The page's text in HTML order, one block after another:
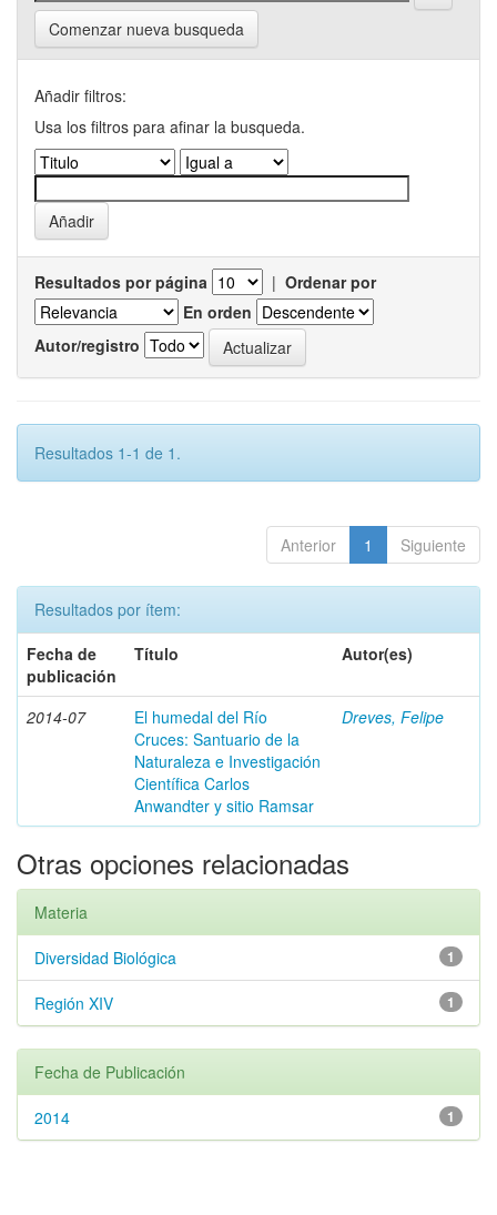
Comenzar nueva busqueda
Añadir filtros:
Usa los filtros para afinar la busqueda.
Resultados por página | Ordenar por
En orden
Autor/registro
Resultados 1-1 de 1.
Anterior 1 Siguiente
Resultados por ítem:
Fecha de
publicación
Título Autor(es)
2014-07
El humedal del Río
Cruces: Santuario de la
Naturaleza e Investigación
Científica Carlos
Anwandter y sitio Ramsar
Dreves, Felipe
Otras opciones relacionadas
Materia
1
Diversidad Biológica
1
Región XIV
Fecha de Publicación
1
2014